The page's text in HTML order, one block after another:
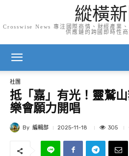
縱橫
Crosswise News 專注國際商情、財經產業
供應鏈的跨國即時性商
社團
抵「嘉」有光！靈鷲
樂會願力開唱
By 編輯部 2025-11-18 305